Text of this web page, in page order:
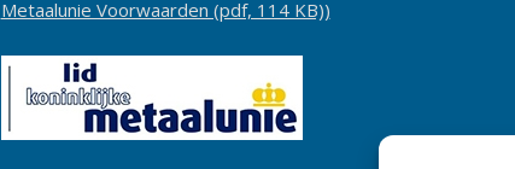
Metaalunie Voorwaarden (pdf, 114 KB))